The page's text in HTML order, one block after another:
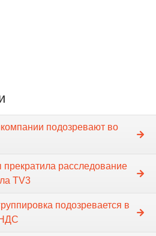
подозревают во
прекратила расследование
TV3
подозревается в